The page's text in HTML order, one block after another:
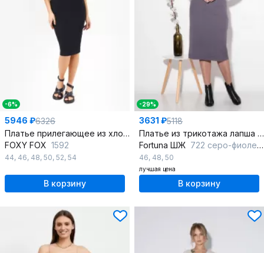
-6%
5946 ₽6326
Платье прилегающее из хлопкового полотна
FOXY FOX 1592
44, 46, 48, 50, 52, 54
В корзину
-29%
3631 ₽5118
Платье из трикотажа лапша с нагрудными вытачками и воротником-стойкой
Fortuna ШЖ 722 серо-фиолетовый
46, 48, 50
лучшая цена
В корзину